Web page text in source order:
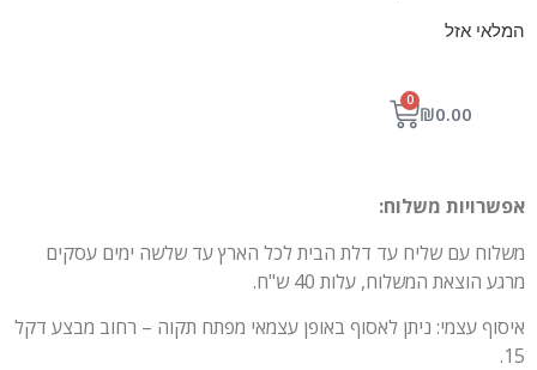
המלאי אזל
₪0.00
0
אפשרויות משלוח:
משלוח עם שליח עד דלת הבית לכל הארץ עד שלשה ימים עסקים
מרגע הוצאת המשלוח, עלות 40 ש"ח.
איסוף עצמי: ניתן לאסוף באופן עצמאי מפתח תקוה – רחוב מבצע דקל
15.